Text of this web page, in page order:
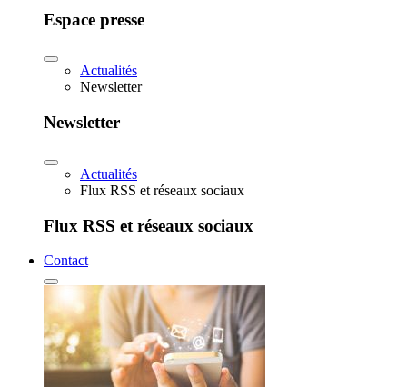
Espace presse
Actualités
Newsletter
Newsletter
Actualités
Flux RSS et réseaux sociaux
Flux RSS et réseaux sociaux
Contact